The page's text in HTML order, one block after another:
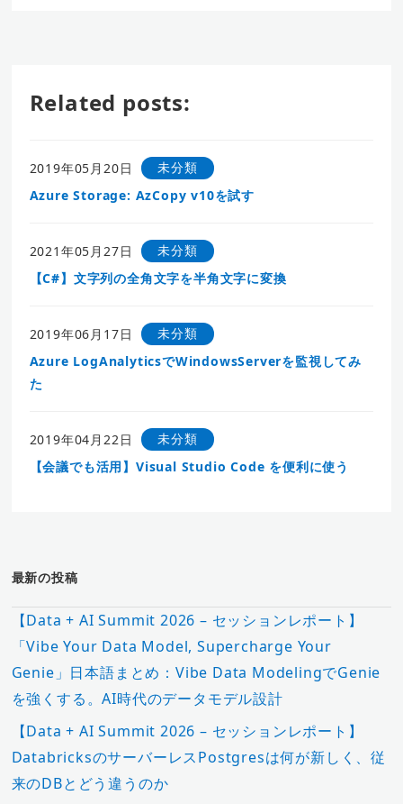
Related posts:
2019年05月20日
未分類
Azure Storage: AzCopy v10を試す
2021年05月27日
未分類
【C#】文字列の全角文字を半角文字に変換
2019年06月17日
未分類
Azure LogAnalyticsでWindowsServerを監視してみ
た
2019年04月22日
未分類
【会議でも活用】Visual Studio Code を便利に使う
最新の投稿
【Data + AI Summit 2026 – セッションレポート】
「Vibe Your Data Model, Supercharge Your
Genie」日本語まとめ：Vibe Data ModelingでGenie
を強くする。AI時代のデータモデル設計
【Data + AI Summit 2026 – セッションレポート】
DatabricksのサーバーレスPostgresは何が新しく、従
来のDBとどう違うのか